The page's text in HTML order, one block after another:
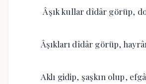
Âşık kullar dîdâr görüp,
Âşıkları dîdâr görüp,
Aklı gidip, şaşkın olup,